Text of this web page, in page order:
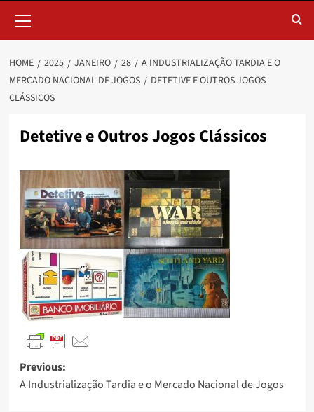
HOME 2025 JANEIRO 28
A INDUSTRIALIZAÇÃO TARDIA E O
MERCADO NACIONAL DE JOGOS
DETETIVE E OUTROS JOGOS
CLÁSSICOS
Detetive e Outros Jogos Clássicos
Previous:
A Industrialização Tardia e o Mercado Nacional de Jogos